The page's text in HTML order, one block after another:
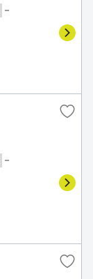
－
－